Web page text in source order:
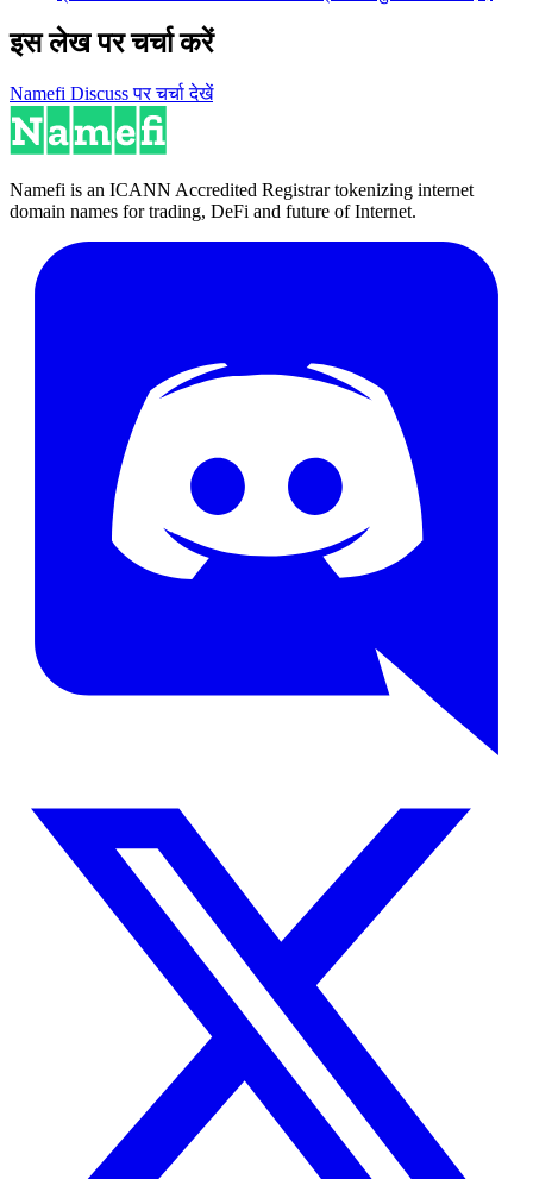
इस लेख पर चर्चा करें
Namefi Discuss पर चर्चा देखें
Namefi is an ICANN Accredited Registrar tokenizing internet
domain names for trading, DeFi and future of Internet.